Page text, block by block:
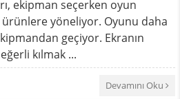
ekipman seçerken oyun
ürünlere yöneliyor. Oyunu daha
geçiyor. Ekranın
kılmak ...
Devamını Oku